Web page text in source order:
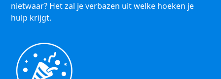
nietwaar? Het zal je verbazen uit welke hoeken je
hulp krijgt.